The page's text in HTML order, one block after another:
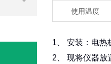
使用温度
1、 安装：电热
2、 现将仪器放